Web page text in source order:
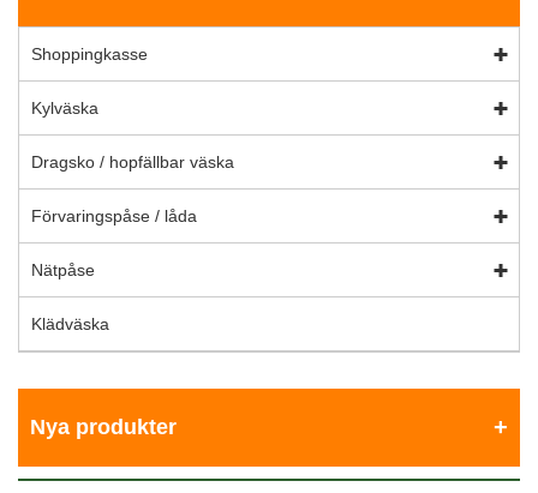
Shoppingkasse
Kylväska
Dragsko / hopfällbar väska
Förvaringspåse / låda
Nätpåse
Klädväska
Nya produkter